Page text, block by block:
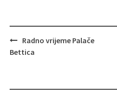
Navigacija
objava
Radno vrijeme Palače
Bettica